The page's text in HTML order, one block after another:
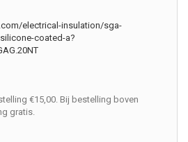
electrical-insulation/sga-
coated-a?
€15,00. Bij bestelling boven
gratis.